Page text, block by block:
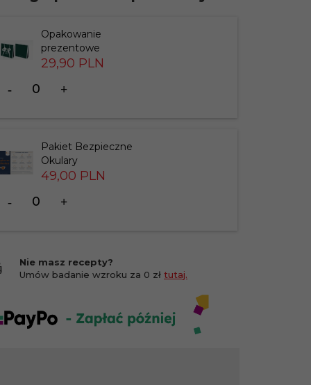
Opakowanie
prezentowe
29,90 PLN
dla
Pakiet Bezpieczne
Okulary
49,00 PLN
dla
Nie masz recepty?
Umów badanie wzroku za 0 zł tutaj.